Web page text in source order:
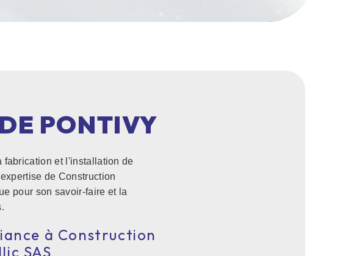
PONTIVY
fabrication et l'installation de
de Construction
pour son savoir-faire et la
à Construction
SAS